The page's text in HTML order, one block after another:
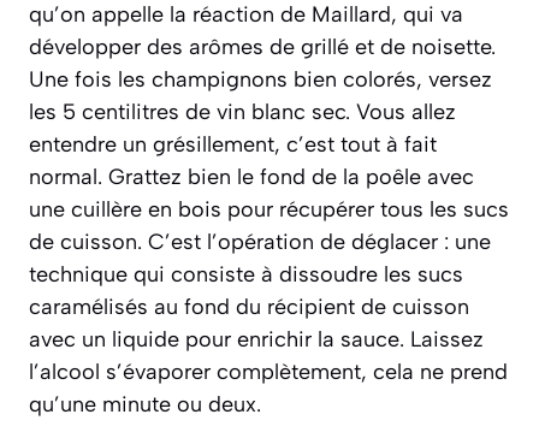
qu’on appelle la réaction de Maillard, qui va
développer des arômes de grillé et de noisette.
Une fois les champignons bien colorés, versez
les 5 centilitres de vin blanc sec. Vous allez
entendre un grésillement, c’est tout à fait
normal. Grattez bien le fond de la poêle avec
une cuillère en bois pour récupérer tous les sucs
de cuisson. C’est l’opération de déglacer : une
technique qui consiste à dissoudre les sucs
caramélisés au fond du récipient de cuisson
avec un liquide pour enrichir la sauce. Laissez
l’alcool s’évaporer complètement, cela ne prend
qu’une minute ou deux.